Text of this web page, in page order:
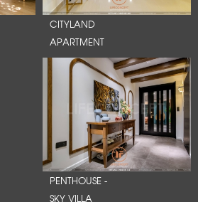
CITYLAND
APARTMENT
PENTHOUSE -
SKY VILLA